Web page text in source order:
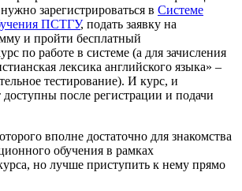
зарегистрироваться в Системе
ПСТГУ, подать заявку на
и пройти бесплатный
по работе в системе (а для зачисления
лексика английского языка» –
тестирование). И курс, и
доступны после регистрации и подачи
вполне достаточно для знакомства
обучения в рамках
но лучше приступить к нему прямо